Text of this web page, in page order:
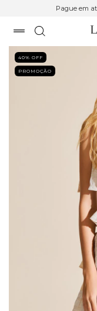
Pague em
40% OFF
PROMOÇÃO